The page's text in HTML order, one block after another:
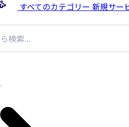
すべてのカテゴリー 新規サー